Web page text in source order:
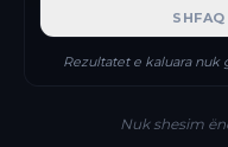
Rezultatet e kaluara nuk
Nuk shesim